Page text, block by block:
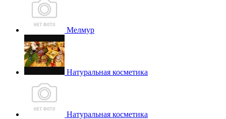
Мелмур
Натуральная косметика
Натуральная косметика